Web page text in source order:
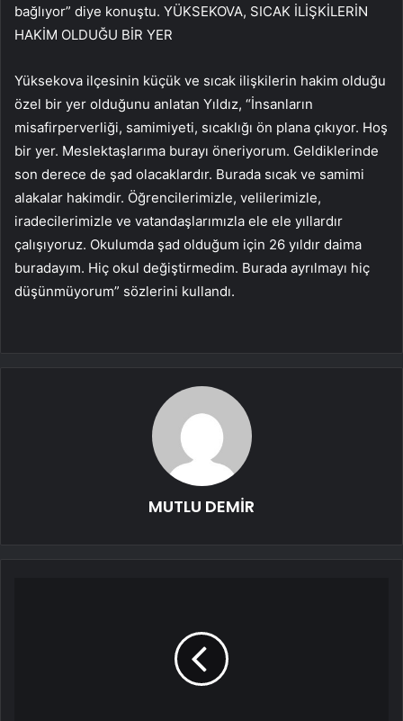
bağlıyor” diye konuştu. YÜKSEKOVA, SICAK İLİŞKİLERİN
HAKİM OLDUĞU BİR YER
Yüksekova ilçesinin küçük ve sıcak ilişkilerin hakim olduğu
özel bir yer olduğunu anlatan Yıldız, “İnsanların
misafirperverliği, samimiyeti, sıcaklığı ön plana çıkıyor. Hoş
bir yer. Meslektaşlarıma burayı öneriyorum. Geldiklerinde
son derece de şad olacaklardır. Burada sıcak ve samimi
alakalar hakimdir. Öğrencilerimizle, velilerimizle,
iradecilerimizle ve vatandaşlarımızla ele ele yıllardır
çalışıyoruz. Okulumda şad olduğum için 26 yıldır daima
buradayım. Hiç okul değiştirmedim. Burada ayrılmayı hiç
düşünmüyorum” sözlerini kullandı.
MUTLU DEMİR